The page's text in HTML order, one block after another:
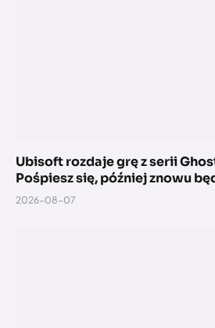
Ubisoft rozdaje grę z serii
Pośpiesz się, później znowu
2026-08-07